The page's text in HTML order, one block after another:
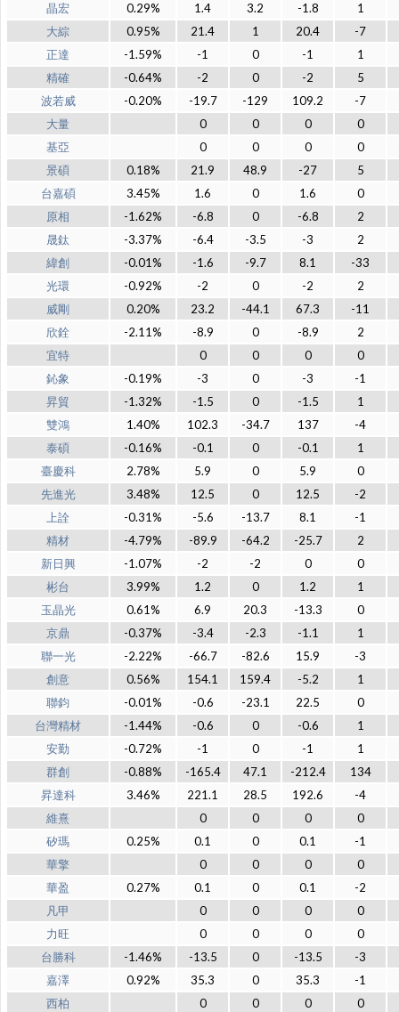
晶宏
0.29% 1.4 3.2 -1.8
1
大綜
0.95% 21.4 1 20.4
-7
正達
-1.59% -1 0 -1
1
精確
-0.64% -2 0 -2
5
波若威
-0.20% -19.7 -129 109.2
-7
大量
0 0 0
0
基亞
0 0 0
0
景碩
0.18% 21.9 48.9 -27
5
台嘉碩
3.45% 1.6 0 1.6
0
原相
-1.62% -6.8 0 -6.8
2
晟鈦
-3.37% -6.4 -3.5 -3
2
緯創
-0.01% -1.6 -9.7 8.1
-33
光環
-0.92% -2 0 -2
2
威剛
0.20% 23.2 -44.1 67.3
-11
欣銓
-2.11% -8.9 0 -8.9
2
宜特
0 0 0
0
鈊象
-0.19% -3 0 -3
-1
昇貿
-1.32% -1.5 0 -1.5
1
雙鴻
1.40% 102.3 -34.7 137
-4
泰碩
-0.16% -0.1 0 -0.1
1
臺慶科
2.78% 5.9 0 5.9
0
先進光
3.48% 12.5 0 12.5
-2
上詮
-0.31% -5.6 -13.7 8.1
-1
精材
-4.79% -89.9 -64.2 -25.7
2
新日興
-1.07% -2 -2 0
0
彬台
3.99% 1.2 0 1.2
1
玉晶光
0.61% 6.9 20.3 -13.3
0
京鼎
-0.37% -3.4 -2.3 -1.1
1
聯一光
-2.22% -66.7 -82.6 15.9
-3
創意
0.56% 154.1 159.4 -5.2
1
聯鈞
-0.01% -0.6 -23.1 22.5
0
台灣精材
-1.44% -0.6 0 -0.6
1
安勤
-0.72% -1 0 -1
1
群創
-0.88% -165.4 47.1 -212.4
134
昇達科
3.46% 221.1 28.5 192.6
-4
維熹
0 0 0
0
矽瑪
0.25% 0.1 0 0.1
-1
華擎
0 0 0
0
華盈
0.27% 0.1 0 0.1
-2
凡甲
0 0 0
0
力旺
0 0 0
0
台勝科
-1.46% -13.5 0 -13.5
-3
嘉澤
0.92% 35.3 0 35.3
-1
西柏
0 0 0 0